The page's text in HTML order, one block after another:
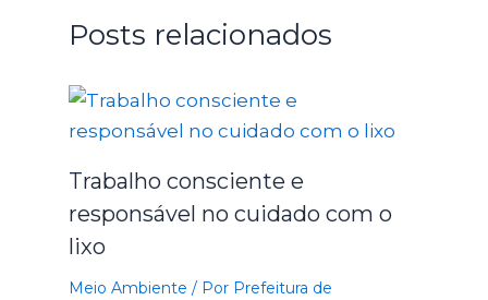
Posts relacionados
Trabalho consciente e
responsável no cuidado com o
lixo
Meio Ambiente / Por Prefeitura de